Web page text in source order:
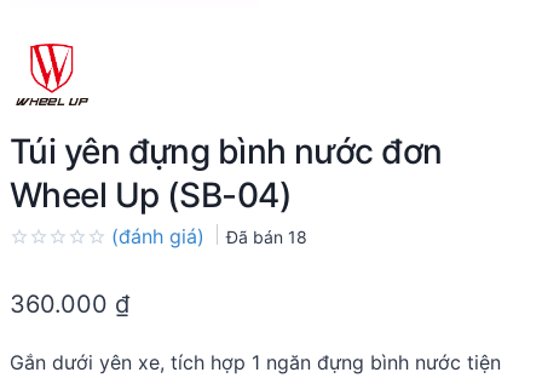
Túi yên đựng bình nước đơn
Wheel Up (SB-04)
out
(đánh giá) Đã bán 18
360.000 ₫
Gắn dưới yên xe, tích hợp 1 ngăn đựng bình nước tiện